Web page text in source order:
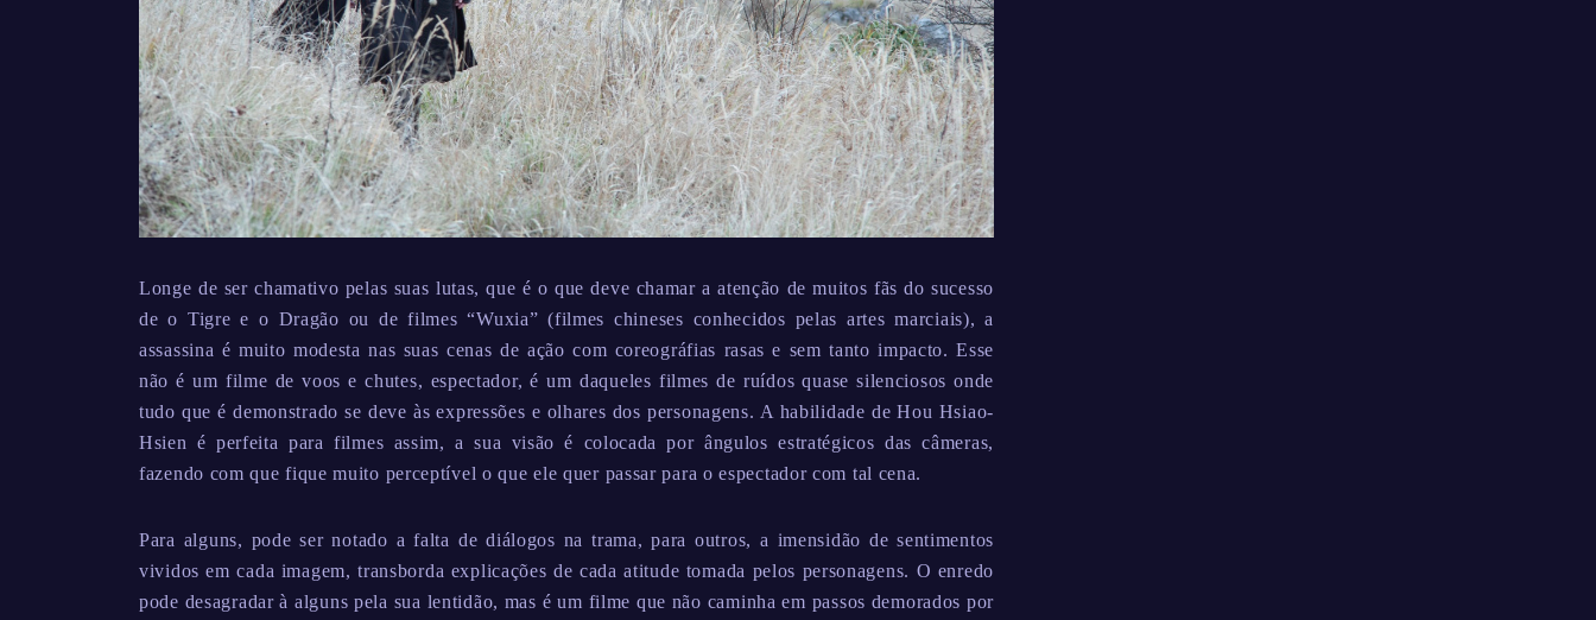
Longe de ser chamativo pelas suas lutas, que é o que deve chamar a atenção de muitos fãs do sucesso
de o Tigre e o Dragão ou de filmes “Wuxia” (filmes chineses conhecidos pelas artes marciais), a
assassina é muito modesta nas suas cenas de ação com coreográfias rasas e sem tanto impacto. Esse
não é um filme de voos e chutes, espectador, é um daqueles filmes de ruídos quase silenciosos onde
tudo que é demonstrado se deve às expressões e olhares dos personagens. A habilidade de Hou Hsiao-
Hsien é perfeita para filmes assim, a sua visão é colocada por ângulos estratégicos das câmeras,
fazendo com que fique muito perceptível o que ele quer passar para o espectador com tal cena.
Para alguns, pode ser notado a falta de diálogos na trama, para outros, a imensidão de sentimentos
vividos em cada imagem, transborda explicações de cada atitude tomada pelos personagens. O enredo
pode desagradar à alguns pela sua lentidão, mas é um filme que não caminha em passos demorados por